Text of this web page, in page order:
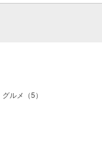
グルメ（5）